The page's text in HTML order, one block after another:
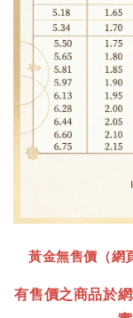
黃金無售價（網
有售價之商品於